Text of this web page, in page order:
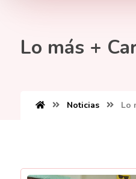
Lo más +
Noticias Lo